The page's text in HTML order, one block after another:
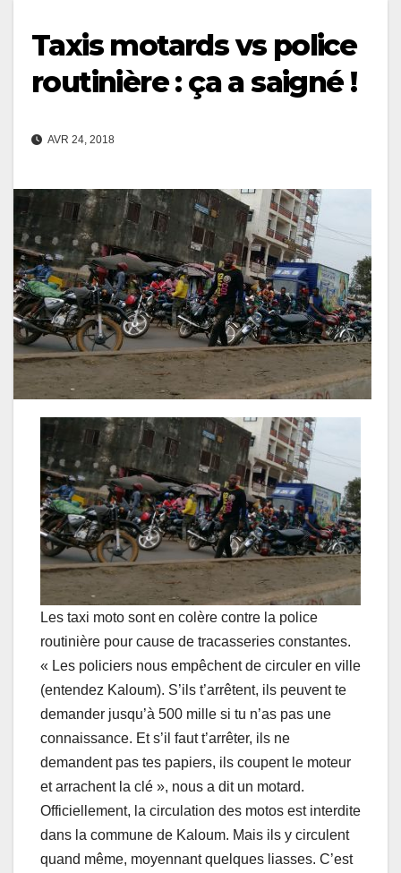
Taxis motards vs police
routinière : ça a saigné !
AVR 24, 2018
Les taxi moto sont en colère contre la police
routinière pour cause de tracasseries constantes.
« Les policiers nous empêchent de circuler en ville
(entendez Kaloum). S’ils t’arrêtent, ils peuvent te
demander jusqu’à 500 mille si tu n’as pas une
connaissance. Et s’il faut t’arrêter, ils ne
demandent pas tes papiers, ils coupent le moteur
et arrachent la clé », nous a dit un motard.
Officiellement, la circulation des motos est interdite
dans la commune de Kaloum. Mais ils y circulent
quand même, moyennant quelques liasses. C’est